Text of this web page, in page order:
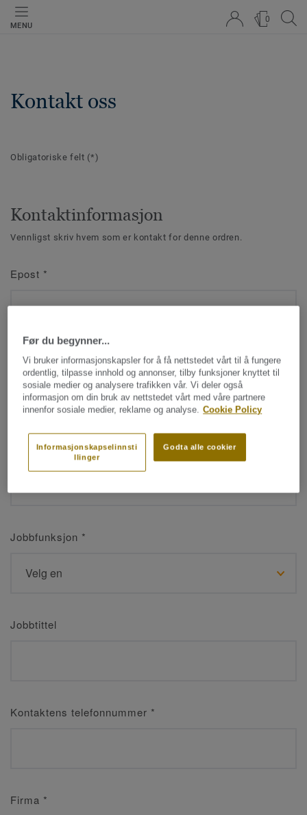
MENU
0
Kontakt oss
Obligatoriske felt (*)
Kontaktinformasjon
Vennligst skriv hvem som er kontakt for denne ordren.
Epost *
Navn*
Etternavn*
Jobbfunksjon *
Jobbtittel
Kontaktens telefonnummer *
Firma *
Før du begynner...
Vi bruker informasjonskapsler for å få nettstedet vårt til å fungere
ordentlig, tilpasse innhold og annonser, tilby funksjoner knyttet til
sosiale medier og analysere trafikken vår. Vi deler også
informasjon om din bruk av nettstedet vårt med våre partnere
innenfor sosiale medier, reklame og analyse. Cookie Policy
Godta alle cookier
Informasjonskapselinnsti
llinger